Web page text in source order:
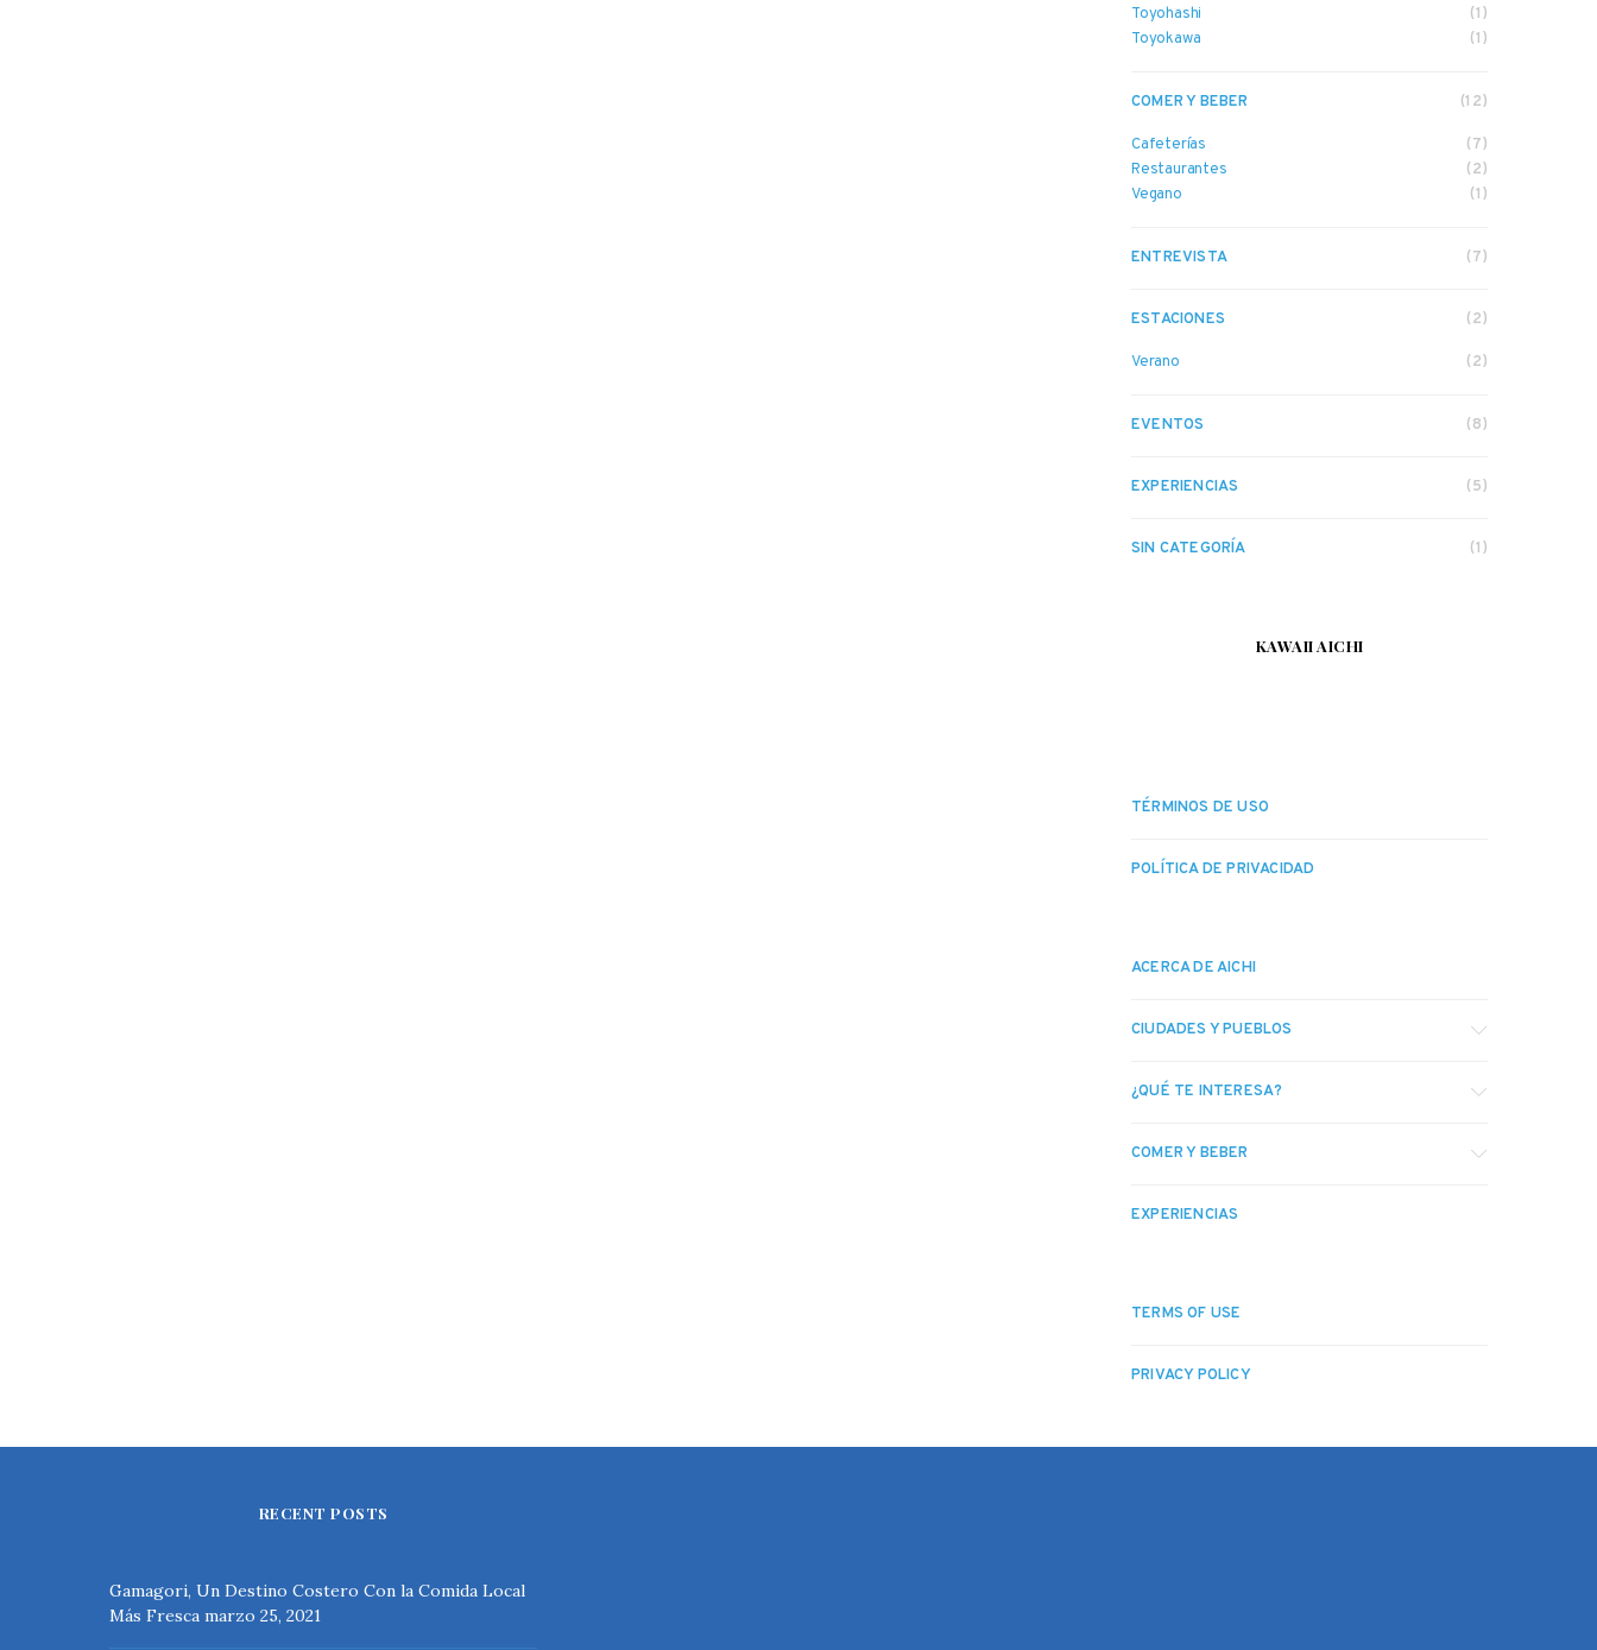
Toyohashi
(1)
Toyokawa
(1)
COMER Y BEBER (12)
Cafeterías
(7)
Restaurantes
(2)
Vegano
(1)
ENTREVISTA (7)
ESTACIONES (2)
Verano (2)
EVENTOS (8)
EXPERIENCIAS (5)
SIN CATEGORÍA (1)
KAWAII AICHI
TÉRMINOS DE USO
POLÍTICA DE PRIVACIDAD
ACERCA DE AICHI
CIUDADES Y PUEBLOS
¿QUÉ TE INTERESA?
COMER Y BEBER
EXPERIENCIAS
TERMS OF USE
PRIVACY POLICY
RECENT POSTS
Gamagori, Un Destino Costero Con la Comida Local
Más Fresca marzo 25, 2021